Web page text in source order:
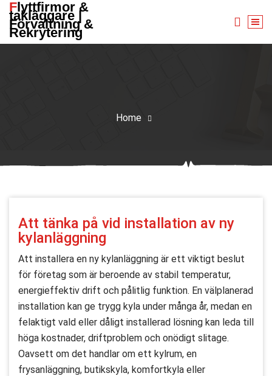
Skip
content
Flyttfirmor &
takläggare |
Förvaltning &
Rekrytering
Home
Att tänka på vid installation av ny
kylanläggning
Att installera en ny kylanläggning är ett viktigt beslut
för företag som är beroende av stabil temperatur,
energieffektiv drift och pålitlig funktion. En välplanerad
installation kan ge trygg kyla under många år, medan en
felaktigt vald eller dåligt installerad lösning kan leda till
höga kostnader, driftproblem och onödigt slitage.
Oavsett om det handlar om ett kylrum, en
frysanläggning, butikskyla, komfortkyla eller